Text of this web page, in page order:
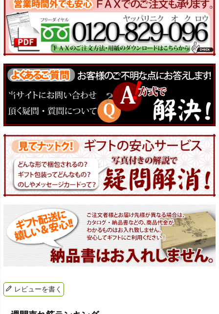
レビューを書く